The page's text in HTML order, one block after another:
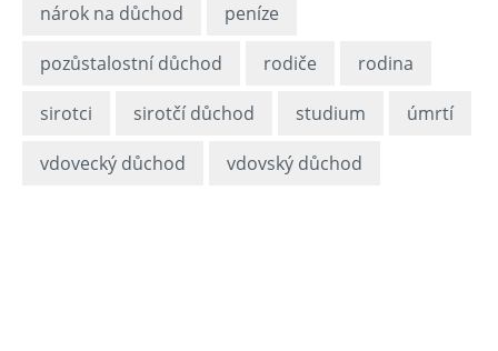
nárok na důchod peníze
pozůstalostní důchod rodiče rodina
sirotci sirotčí důchod studium úmrtí
vdovecký důchod vdovský důchod